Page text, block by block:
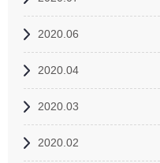
2020.06
2020.04
2020.03
2020.02